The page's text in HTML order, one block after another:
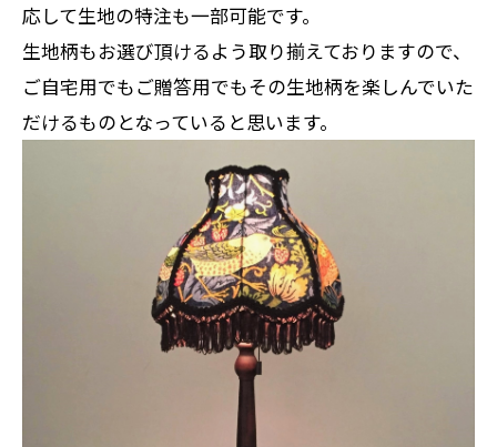
応して生地の特注も一部可能です。
生地柄もお選び頂けるよう取り揃えておりますので、
ご自宅用でもご贈答用でもその生地柄を楽しんでいた
だけるものとなっていると思います。